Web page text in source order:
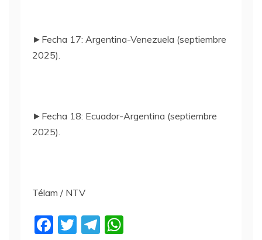
►Fecha 17: Argentina-Venezuela (septiembre
2025).
►Fecha 18: Ecuador-Argentina (septiembre
2025).
Télam / NTV
F
T
T